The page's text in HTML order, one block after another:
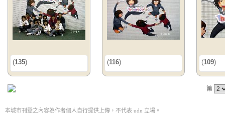
(135) (116) (109)
第
本城市刊登之內容為作者個人自行提供上傳，不代表 udn 立場。